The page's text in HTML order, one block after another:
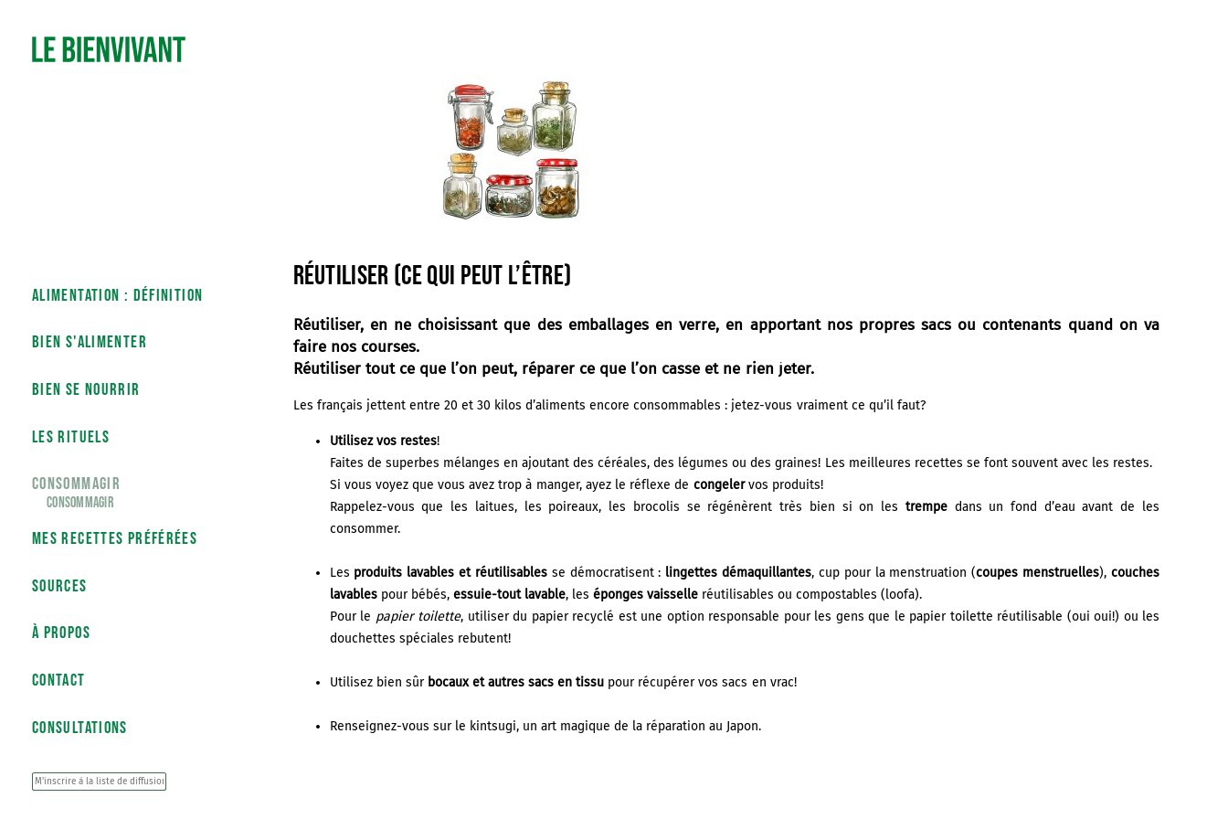
Alimentation : définition
bien s'alimenter
bien se nourrir
les rituels
consommagir
Consommagir
Mes recettes préférées
sources
À PROPOS
CONTACT
CONSULTATIONS
Réutiliser (ce qui peut l’être)
Réutiliser, en ne choisissant que des emballages en verre, en apportant nospropres sacs ou contenants quand on va
faire nos courses.
Réutiliser tout ce que l’on peut, réparer ce que l’on casse et ne rien jeter.
Les français jettent entre 20 et 30 kilos d’aliments encore consommables : jetez-vous vraiment ce qu’il faut?
Utilisez vos restes!
Faites de superbes mélanges en ajoutant des céréales, des légumes ou des graines! Les meilleures recettes se font souvent avec les restes.
Si vous voyez que vous avez trop à manger, ayez le réflexe de congelervos produits!
Rappelez-vous que les laitues, les poireaux, les brocolis se régénèrent très bien si on les trempedans un fond d’eau avant de les
consommer.
Les produits lavables et réutilisablesse démocratisent : lingettes démaquillantes, cup pour la menstruation (coupes menstruelles), couches
lavablespour bébés,essuie-tout lavable, les éponges vaisselle réutilisables ou compostables (loofa).
Pour le papier toilette, utiliser du papier recyclé est une option responsable pour les gens que le papier toilette réutilisable (oui oui!) ou les
douchettes spéciales rebutent!
Utilisez bien sûr bocaux et autres sacs en tissu pour récupérer vos sacs en vrac!
Renseignez-vous sur le kintsugi, un art magique de la réparation au Japon.